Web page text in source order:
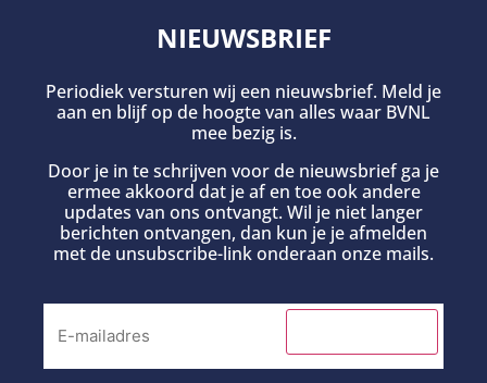
NIEUWSBRIEF
Periodiek versturen wij een nieuwsbrief. Meld je
aan en blijf op de hoogte van alles waar BVNL
mee bezig is.
Door je in te schrijven voor de nieuwsbrief ga je
ermee akkoord dat je af en toe ook andere
updates van ons ontvangt. Wil je niet langer
berichten ontvangen, dan kun je je afmelden
met de unsubscribe-link onderaan onze mails.